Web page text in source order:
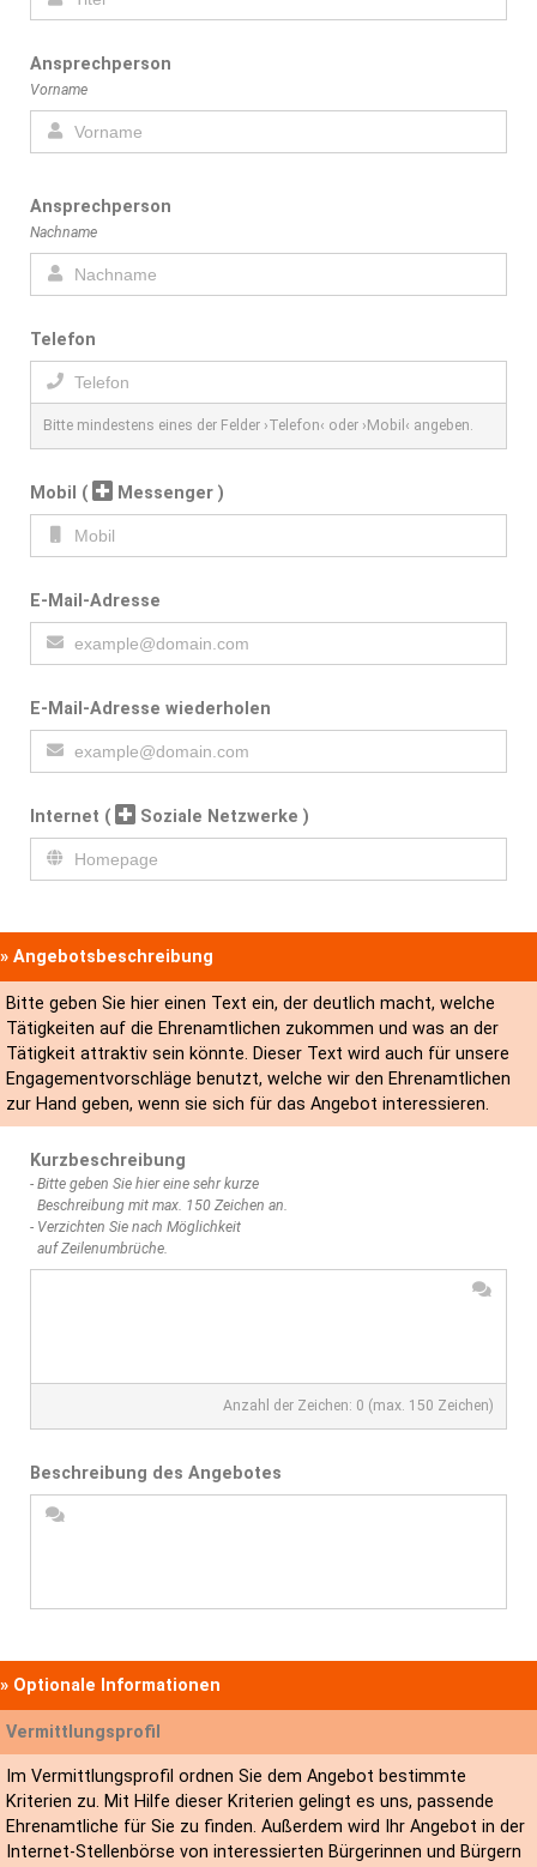
Ansprechperson
Vorname
Ansprechperson
Nachname
Telefon
Bitte mindestens eines der Felder ›Telefon‹ oder ›Mobil‹ angeben.
Mobil ( Messenger )
E-Mail-Adresse
E-Mail-Adresse wiederholen
Internet ( Soziale Netzwerke )
» Angebotsbeschreibung
Bitte geben Sie hier einen Text ein, der deutlich macht, welche
Tätigkeiten auf die Ehrenamtlichen zukommen und was an der
Tätigkeit attraktiv sein könnte. Dieser Text wird auch für unsere
Engagementvorschläge benutzt, welche wir den Ehrenamtlichen
zur Hand geben, wenn sie sich für das Angebot interessieren.
Kurzbeschreibung
- Bitte geben Sie hier eine sehr kurze
Beschreibung mit max. 150 Zeichen an.
- Verzichten Sie nach Möglichkeit
auf Zeilenumbrüche.
Anzahl der Zeichen: 0 (max. 150 Zeichen)
Beschreibung des Angebotes
» Optionale Informationen
Vermittlungsprofil
Im Vermittlungsprofil ordnen Sie dem Angebot bestimmte
Kriterien zu. Mit Hilfe dieser Kriterien gelingt es uns, passende
Ehrenamtliche für Sie zu finden. Außerdem wird Ihr Angebot in der
Internet-Stellenbörse von interessierten Bürgerinnen und Bürgern